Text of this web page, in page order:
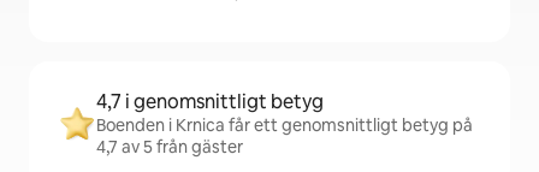
4,7 i genomsnittligt betyg
Boenden i Krnica får ett genomsnittligt betyg på
4,7 av 5 från gäster